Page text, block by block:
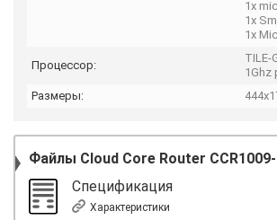
1х
1х
1х
Процессор:
TILE-
1Ghz
Размеры:
Файлы Cloud Core Router
Спецификация
Характеристики